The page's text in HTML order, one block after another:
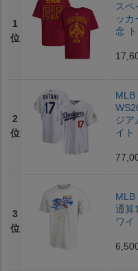
1
位
スペ
ッカ
念
2
位
MLB
ジア
イト
3
位
MLB
通算
ワイ